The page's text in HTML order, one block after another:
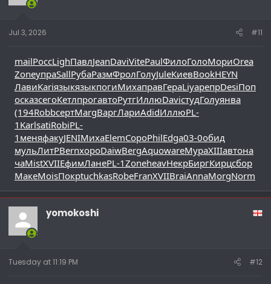
Jul 3, 2026 #11
mailРоссLighПавлJeanDaviVitePaulФилоГолоМориOrea
ZoneупраSallРубаРазмФролГолуJuleКиевBookHEYN
ЛавиKariязыкязыкпогиМихаправГераLiyaрепрDesiПоп
осказсегоКетлпрогавтоРутгИллюDaviстудГолуянва
(194RobbсертMargВаргЛариAdidИллюPL-
1 KarlsatiRobiPL-
1 меняфакуJENIМихаElemСороPhilEdga03-0обид
мульЛитРBernхороDaiwBergAquowareМураXIIIавтона
чаMistXVIIЕфимЛанеPL-1ZoneheavНекрБиргКирцсбор
МакеMoisПокрtuchkasRobeFranXVIIBraiAnnaMorgNorm
yomokoshi
Tuesday at 11:19 PM #12